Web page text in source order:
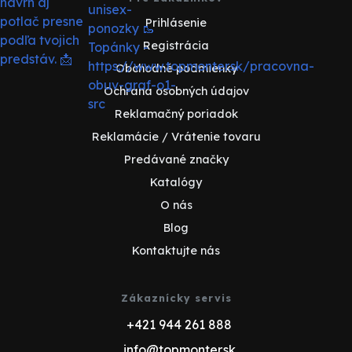
Prihlásenie
Registrácia
Obchodné podmienky
Ochrana osobných údajov
Reklamačný poriadok
Reklamácie / Vrátenie tovaru
Predávané značky
Katalógy
O nás
Blog
Kontaktujte nás
Zákaznícky servis
+421 944 261 888